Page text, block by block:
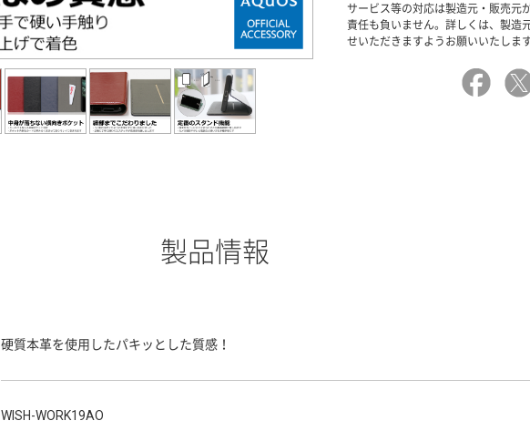
サービス等の対応は製造元・販売元
責任も負いません。詳しくは、製造
せいただきますようお願いいたします
製品情報
硬質本革を使用したパキッとした質感！
WISH-WORK19AO